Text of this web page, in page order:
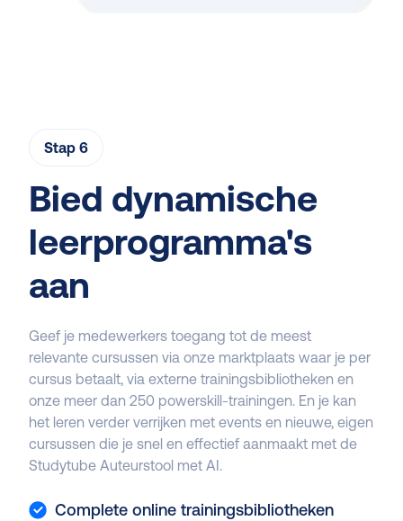
Stap 6
Bied dynamische
leerprogramma's
aan
Geef je medewerkers toegang tot de meest
relevante cursussen via onze marktplaats waar je per
cursus betaalt, via externe trainingsbibliotheken en
onze meer dan 250 powerskill-trainingen. En je kan
het leren verder verrijken met events en nieuwe, eigen
cursussen die je snel en effectief aanmaakt met de
Studytube Auteurstool met AI.
Complete online trainingsbibliotheken